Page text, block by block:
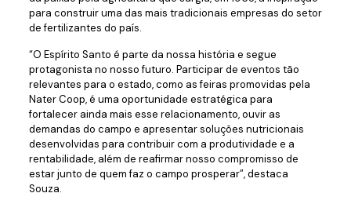
para construir uma das mais tradicionais empresas do setor
de fertilizantes do país.
“O Espírito Santo é parte da nossa história e segue
protagonista no nosso futuro. Participar de eventos tão
relevantes para o estado, como as feiras promovidas pela
Nater Coop, é uma oportunidade estratégica para
fortalecer ainda mais esse relacionamento, ouvir as
demandas do campo e apresentar soluções nutricionais
desenvolvidas para contribuir com a produtividade e a
rentabilidade, além de reafirmar nosso compromisso de
estar junto de quem faz o campo prosperar”, destaca
Souza.